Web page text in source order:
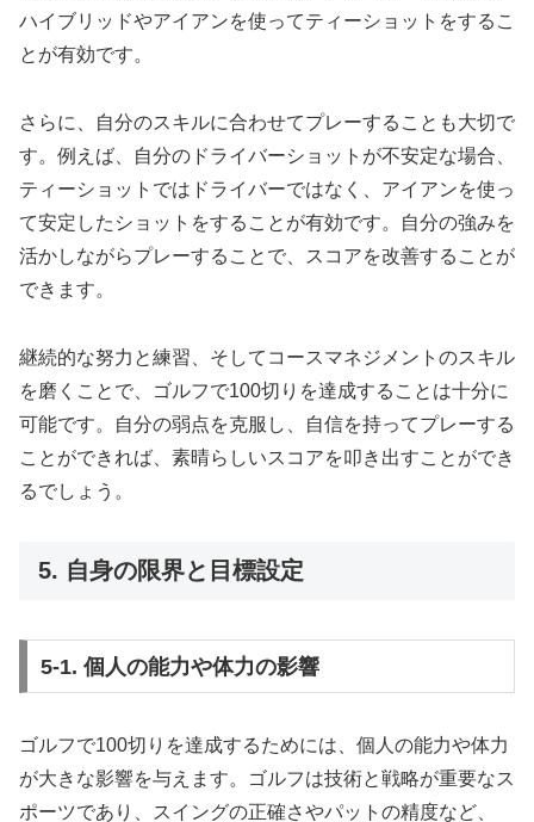
ハイブリッドやアイアンを使ってティーショットをするこ
とが有効です。
さらに、自分のスキルに合わせてプレーすることも大切で
す。例えば、自分のドライバーショットが不安定な場合、
ティーショットではドライバーではなく、アイアンを使っ
て安定したショットをすることが有効です。自分の強みを
活かしながらプレーすることで、スコアを改善することが
できます。
継続的な努力と練習、そしてコースマネジメントのスキル
を磨くことで、ゴルフで100切りを達成することは十分に
可能です。自分の弱点を克服し、自信を持ってプレーする
ことができれば、素晴らしいスコアを叩き出すことができ
るでしょう。
5. 自身の限界と目標設定
5-1. 個人の能力や体力の影響
ゴルフで100切りを達成するためには、個人の能力や体力
が大きな影響を与えます。ゴルフは技術と戦略が重要なス
ポーツであり、スイングの正確さやパットの精度など、